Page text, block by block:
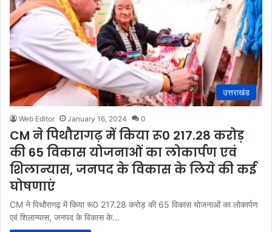
उत्तराखंड
Web Editor January 16, 2024 0
CM ने पिथौरागढ़ में किया रू0 217.28 करोड़
की 65 विकास योजनाओं का लोकार्पण एवं
शिलान्यास, जनपद के विकास के लिये की कई
घोषणाएं
CM ने पिथौरागढ़ में किया रू0 217.28 करोड़ की 65 विकास योजनाओं का लोकार्पण
एवं शिलान्यास, जनपद के विकास के…